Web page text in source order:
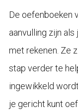
De oefenboeken
aanvulling zijn
met rekenen. Ze
stap verder te
ingewikkeld
je gericht kunt